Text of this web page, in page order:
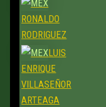
RONALDO
RODRIGUEZ
LUIS
ENRIQUE
VILLASEÑOR
ARTEAGA